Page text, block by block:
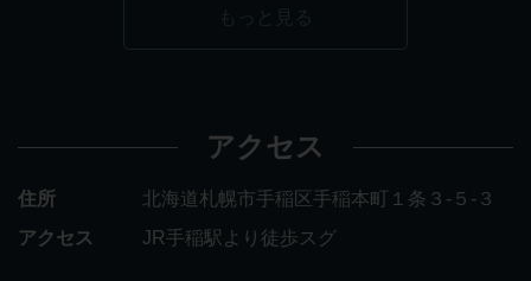
アクセス
住所
北海道札幌市手稲区手稲本町１条３‐５‐３
アクセス
JR手稲駅より徒歩スグ